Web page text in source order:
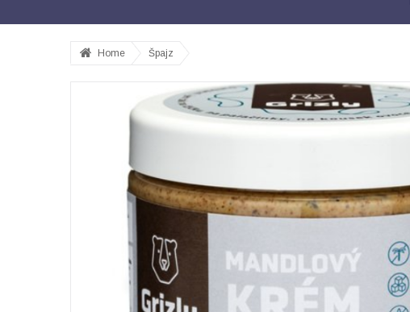
Home Špajz